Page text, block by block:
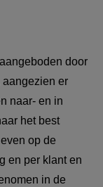
door
er
naar- en in
het best
op de
en per klant en
in de